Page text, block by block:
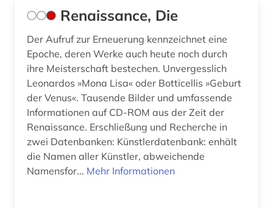
Renaissance, Die
Der Aufruf zur Erneuerung kennzeichnet eine
Epoche, deren Werke auch heute noch durch
ihre Meisterschaft bestechen. Unvergesslich
Leonardos »Mona Lisa« oder Botticellis »Geburt
der Venus«. Tausende Bilder und umfassende
Informationen auf CD-ROM aus der Zeit der
Renaissance. Erschließung und Recherche in
zwei Datenbanken: Künstlerdatenbank: enhält
die Namen aller Künstler, abweichende
Namensfor... Mehr Informationen